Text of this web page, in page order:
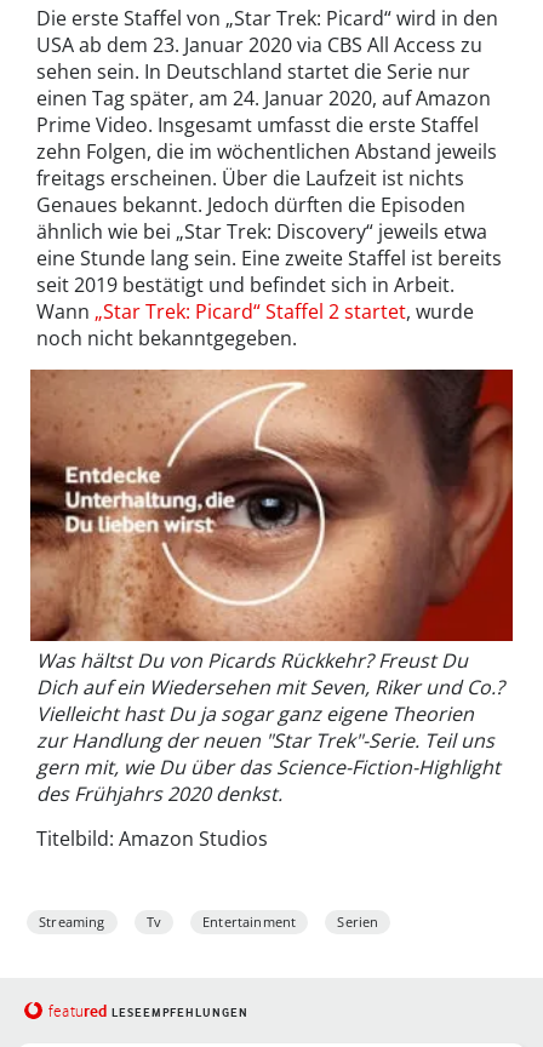
Die erste Staffel von „Star Trek: Picard“ wird in den
USA ab dem 23. Januar 2020 via CBS All Access zu
sehen sein. In Deutschland startet die Serie nur
einen Tag später, am 24. Januar 2020, auf Amazon
Prime Video. Insgesamt umfasst die erste Staffel
zehn Folgen, die im wöchentlichen Abstand jeweils
freitags erscheinen. Über die Laufzeit ist nichts
Genaues bekannt. Jedoch dürften die Episoden
ähnlich wie bei „Star Trek: Discovery“ jeweils etwa
eine Stunde lang sein. Eine zweite Staffel ist bereits
seit 2019 bestätigt und befindet sich in Arbeit.
Wann „Star Trek: Picard“ Staffel 2 startet, wurde
noch nicht bekanntgegeben.
Was hältst Du von Picards Rückkehr? Freust Du
Dich auf ein Wiedersehen mit Seven, Riker und Co.?
Vielleicht hast Du ja sogar ganz eigene Theorien
zur Handlung der neuen "Star Trek"-Serie. Teil uns
gern mit, wie Du über das Science-Fiction-Highlight
des Frühjahrs 2020 denkst.
Titelbild: Amazon Studios
Streaming Tv Entertainment Serien
featured LESEEMPFEHLUNGEN